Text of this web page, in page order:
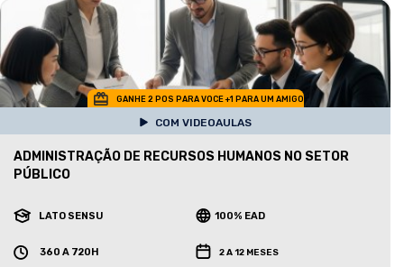
GANHE 2 POS PARA VOCE +1 PARA UM AMIGO
COM VIDEOAULAS
ADMINISTRAÇÃO DE RECURSOS HUMANOS NO SETOR
PÚBLICO
LATO SENSU 100% EAD
360 A 720H 2 A 12 MESES